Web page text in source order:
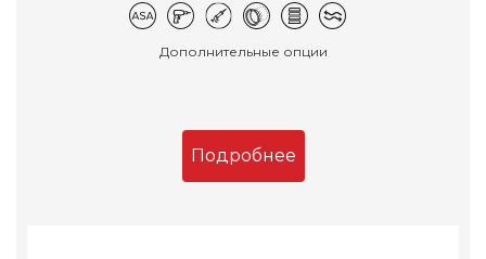
Дополнительные опции
Подробнее